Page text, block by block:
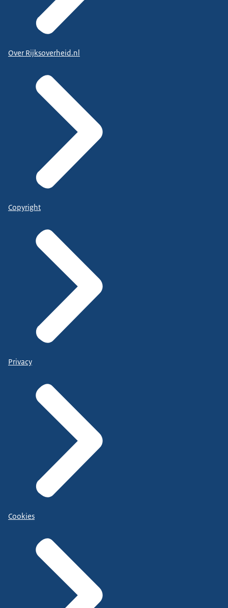
Over Rijksoverheid.nl
Copyright
Privacy
Cookies